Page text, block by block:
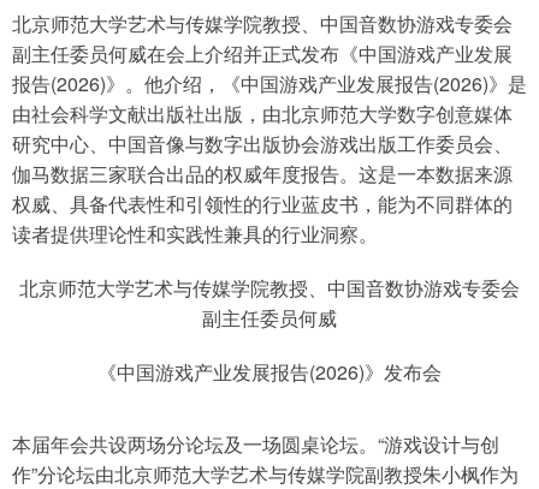
北京师范大学艺术与传媒学院教授、中国音数协游戏专委会
副主任委员何威在会上介绍并正式发布《中国游戏产业发展
报告(2026)》。他介绍，《中国游戏产业发展报告(2026)》是
由社会科学文献出版社出版，由北京师范大学数字创意媒体
研究中心、中国音像与数字出版协会游戏出版工作委员会、
伽马数据三家联合出品的权威年度报告。这是一本数据来源
权威、具备代表性和引领性的行业蓝皮书，能为不同群体的
读者提供理论性和实践性兼具的行业洞察。
北京师范大学艺术与传媒学院教授、中国音数协游戏专委会
副主任委员何威
《中国游戏产业发展报告(2026)》发布会
本届年会共设两场分论坛及一场圆桌论坛。“游戏设计与创
作”分论坛由北京师范大学艺术与传媒学院副教授朱小枫作为